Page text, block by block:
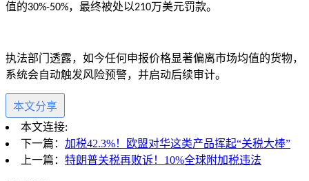
值的30%-50%，最终被处以210万美元罚款。
执法部门透露，如今任何申报价格显著偏离市场均值的货物，
系统会自动触发风险预警，并启动后续审计。
本文分享
本文连接:
下一篇： 加税42.3%！欧盟对华这类产品挥起“关税大棒”
上一篇： 特朗普关税再败诉！10%全球附加税违法